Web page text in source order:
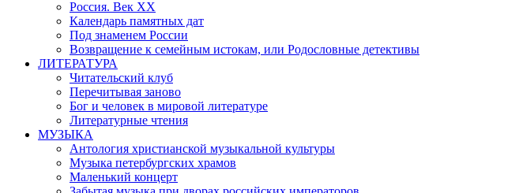
Россия. Век ХХ
Календарь памятных дат
Под знаменем России
Возвращение к семейным истокам, или Родословные детективы
ЛИТЕРАТУРА
Читательский клуб
Перечитывая заново
Бог и человек в мировой литературе
Литературные чтения
МУЗЫКА
Антология христианской музыкальной культуры
Музыка петербургских храмов
Маленький концерт